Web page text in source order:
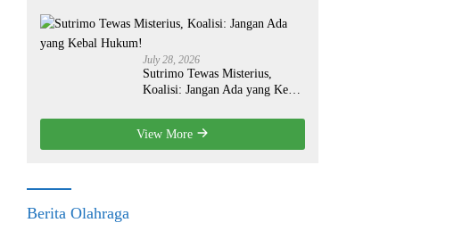
July 28, 2026
Sutrimo Tewas Misterius,
Koalisi: Jangan Ada yang Kebal
View More
Berita Olahraga